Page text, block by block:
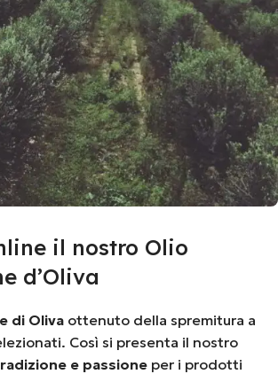
il nostro Olio
d’Oliva
di Oliva ottenuto della spremitura a
Così si presenta il nostro
e passione per i prodotti